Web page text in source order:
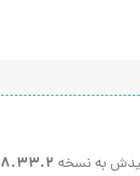
به نسخه ۸.۳۳.۲؟